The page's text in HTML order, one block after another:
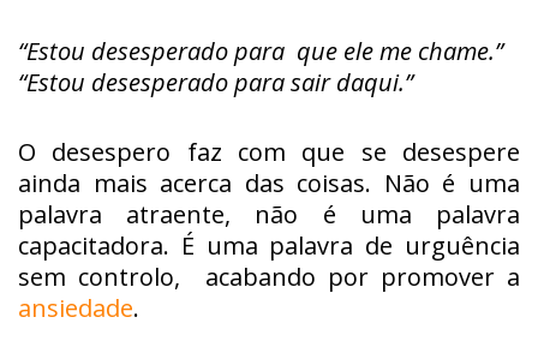
“Estou desesperado para que ele me chame.”
“Estou desesperado para sair daqui.”
O desespero faz com que se desespere
ainda mais acerca das coisas. Não é uma
palavra atraente, não é uma palavra
capacitadora. É uma palavra de urguência
sem controlo, acabando por promover a
ansiedade.